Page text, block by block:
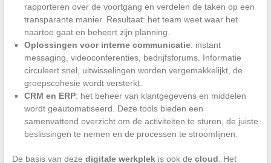
rapporteren over de voortgang en verdelen de taken op een
transparante manier. Resultaat: het team weet waar het
naartoe gaat en beheert zijn planning.
Oplossingen voor interne communicatie: instant
messaging, videoconferenties, bedrijfsforums. Informatie
circuleert snel, uitwisselingen worden vergemakkelijkt, de
groepscohesie wordt versterkt.
CRM en ERP: het beheer van klantgegevens en middelen
wordt geautomatiseerd. Deze tools bieden een
samenvattend overzicht om de activiteiten te sturen, de juiste
beslissingen te nemen en de processen te stroomlijnen.
De basis van deze digitale werkplekis ook de cloud . Het